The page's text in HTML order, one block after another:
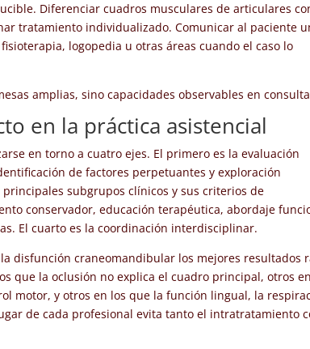
Diferenciar cuadros musculares de articulares
tratamiento individualizado. Comunicar al paciente
logopedia u otras áreas cuando el caso lo
amplias, sino capacidades observables en
en la práctica asistencial
en torno a cuatro ejes. El primero es la evaluación
de factores perpetuantes y exploración
subgrupos clínicos y sus criterios de
conservador, educación terapéutica, abordaje
El cuarto es la coordinación interdisciplinar.
disfunción craneomandibular los mejores resultados
que la oclusión no explica el cuadro principal, otros
motor, y otros en los que la función lingual, la
de cada profesional evita tanto el intratratamiento